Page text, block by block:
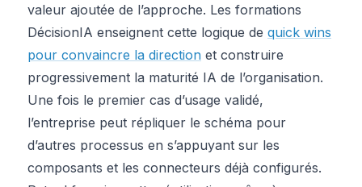
valeur ajoutée de l’approche. Les formations
DécisionIA enseignent cette logique de quick wins
pour convaincre la direction et construire
progressivement la maturité IA de l’organisation.
Une fois le premier cas d’usage validé,
l’entreprise peut répliquer le schéma pour
d’autres processus en s’appuyant sur les
composants et les connecteurs déjà configurés.